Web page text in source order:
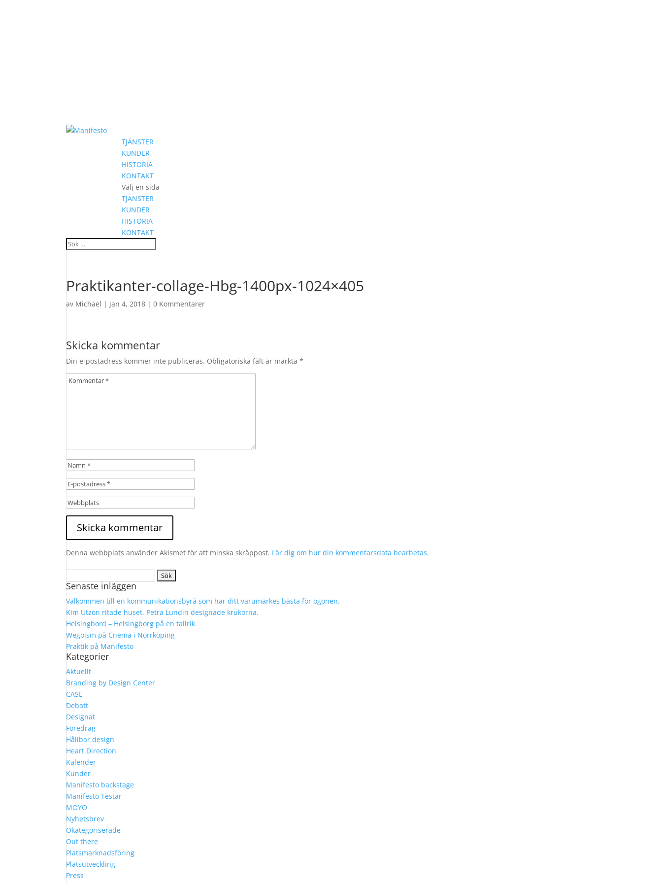
TJÄNSTER
KUNDER
HISTORIA
KONTAKT
Välj en sida
TJÄNSTER
KUNDER
HISTORIA
KONTAKT
Praktikanter-collage-Hbg-1400px-1024×405
av Michael | jan 4, 2018 |0 Kommentarer
Skicka kommentar
Din e-postadress kommer inte publiceras. Obligatoriska fält är märkta*
Denna webbplats använder Akismet för att minska skräppost. Lär dig om hur din kommentarsdata bearbetas.
efter:
Senaste inläggen
Välkommen till en kommunikationsbyrå som har ditt varumärkes bästa för ögonen.
Kim Utzon ritade huset. Petra Lundin designade krukorna.
Helsingbord – Helsingborg på en tallrik
Wegoism på Cnema i Norrköping
Praktik på Manifesto
Kategorier
Aktuellt
Branding by Design Center
CASE
Debatt
Designat
Föredrag
Hållbar design
Heart Direction
Kalender
Kunder
Manifesto backstage
Manifesto Testar
MOYO
Nyhetsbrev
Okategoriserade
Out there
Platsmarknadsföring
Platsutveckling
Press